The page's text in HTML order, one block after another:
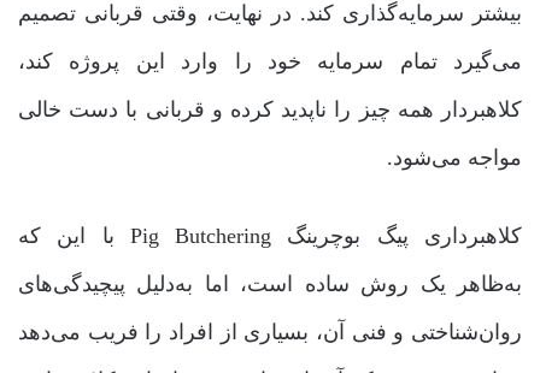
بیشتر سرمایه‌گذاری کند. در نهایت، وقتی قربانی تصمیم
می‌گیرد تمام سرمایه خود را وارد این پروژه کند،
کلاهبردار همه چیز را ناپدید کرده و قربانی با دست خالی
مواجه می‌شود.
کلاهبرداری پیگ بوچرینگ Pig Butchering با این که
به‌ظاهر یک روش ساده است، اما به‌دلیل پیچیدگی‌های
روان‌شناختی و فنی آن، بسیاری از افراد را فریب می‌دهد